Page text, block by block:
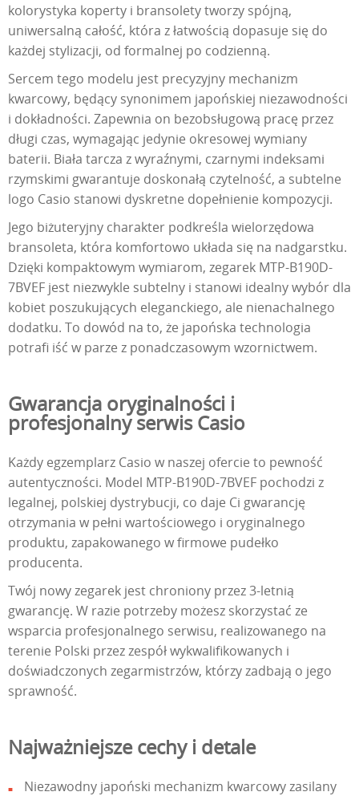
kolorystyka koperty i bransolety tworzy spójną,
uniwersalną całość, która z łatwością dopasuje się do
każdej stylizacji, od formalnej po codzienną.
Sercem tego modelu jest precyzyjny mechanizm
kwarcowy, będący synonimem japońskiej niezawodności
i dokładności. Zapewnia on bezobsługową pracę przez
długi czas, wymagając jedynie okresowej wymiany
baterii. Biała tarcza z wyraźnymi, czarnymi indeksami
rzymskimi gwarantuje doskonałą czytelność, a subtelne
logo Casio stanowi dyskretne dopełnienie kompozycji.
Jego biżuteryjny charakter podkreśla wielorzędowa
bransoleta, która komfortowo układa się na nadgarstku.
Dzięki kompaktowym wymiarom, zegarek MTP-B190D-
7BVEF jest niezwykle subtelny i stanowi idealny wybór dla
kobiet poszukujących eleganckiego, ale nienachalnego
dodatku. To dowód na to, że japońska technologia
potrafi iść w parze z ponadczasowym wzornictwem.
Gwarancja oryginalności i
profesjonalny serwis Casio
Każdy egzemplarz Casio w naszej ofercie to pewność
autentyczności. Model MTP-B190D-7BVEF pochodzi z
legalnej, polskiej dystrybucji, co daje Ci gwarancję
otrzymania w pełni wartościowego i oryginalnego
produktu, zapakowanego w firmowe pudełko
producenta.
Twój nowy zegarek jest chroniony przez 3-letnią
gwarancję. W razie potrzeby możesz skorzystać ze
wsparcia profesjonalnego serwisu, realizowanego na
terenie Polski przez zespół wykwalifikowanych i
doświadczonych zegarmistrzów, którzy zadbają o jego
sprawność.
Najważniejsze cechy i detale
Niezawodny japoński mechanizm kwarcowy zasilany